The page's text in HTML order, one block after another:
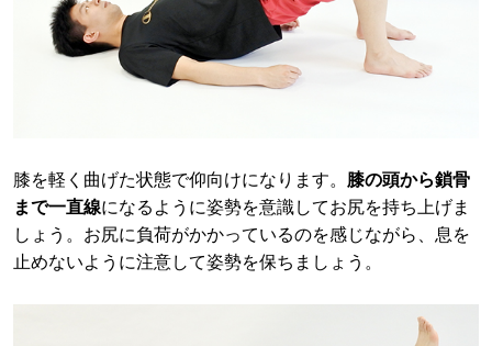
膝を軽く曲げた状態で仰向けになります。 膝の頭から鎖骨
まで一直線になるように姿勢を意識してお尻を持ち上げま
しょう。お尻に負荷がかかっているのを感じながら、息を
止めないように注意して姿勢を保ちましょう。